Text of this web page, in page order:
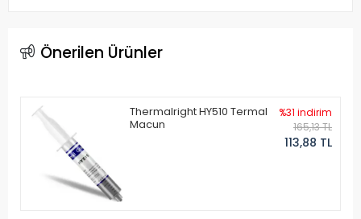
Önerilen Ürünler
Thermalright HY510 Termal
Macun
%31 indirim
165,13 TL
113,88 TL